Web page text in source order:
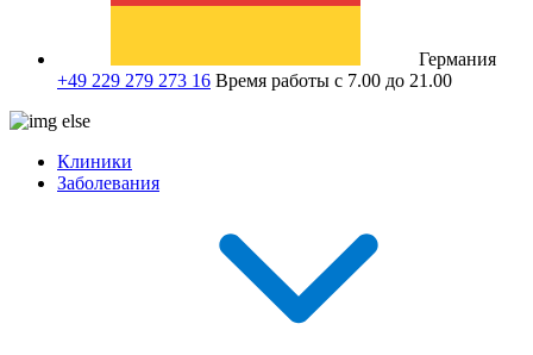
Германия
+49 229 279 273 16 Время работы с 7.00 до 21.00
Клиники
Заболевания